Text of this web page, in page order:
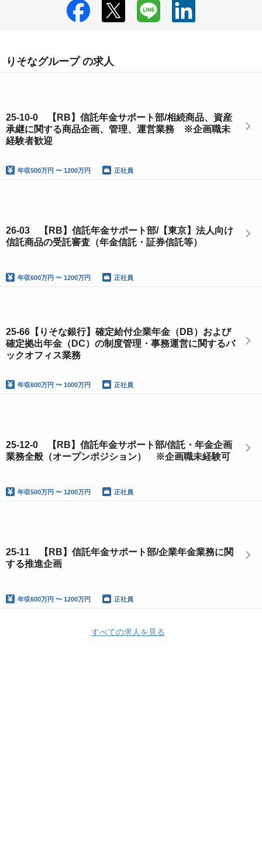
りそなグループ の求人
25-10-0 【RB】信託年金サポート部/相続商品、資産
承継に関する商品企画、管理、運営業務 ※企画職未
経験者歓迎
年収500万円 〜 1200万円 正社員
26-03 【RB】信託年金サポート部/【東京】法人向け
信託商品の受託審査（年金信託・証券信託等）
年収600万円 〜 1200万円 正社員
25-66【りそな銀行】確定給付企業年金（DB）および
確定拠出年金（DC）の制度管理・事務運営に関するバ
ックオフィス業務
年収600万円 〜 1000万円 正社員
25-12-0 【RB】信託年金サポート部/信託・年金企画
業務全般（オープンポジション） ※企画職未経験可
年収500万円 〜 1200万円 正社員
25-11 【RB】信託年金サポート部/企業年金業務に関
する推進企画
年収600万円 〜 1200万円 正社員
すべての求人を見る